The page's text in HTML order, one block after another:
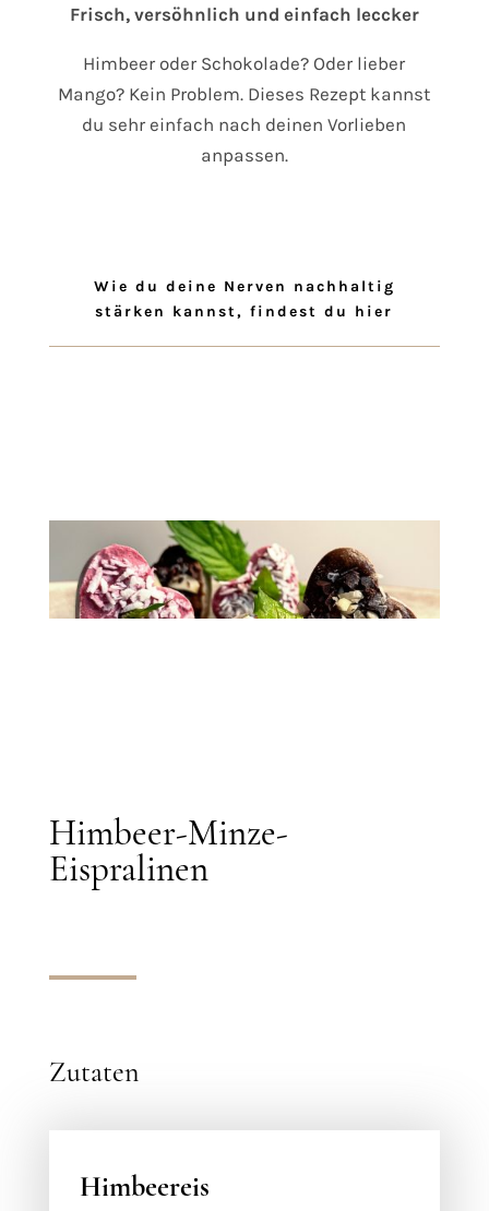
Frisch, versöhnlich und einfach leccker
Himbeer oder Schokolade? Oder lieber
Mango? Kein Problem. Dieses Rezept kannst
du sehr einfach nach deinen Vorlieben
anpassen.
Wie du deine Nerven nachhaltig
stärken kannst, findest du hier
Himbeer-Minze-
Eispralinen
Zutaten
Himbeereis